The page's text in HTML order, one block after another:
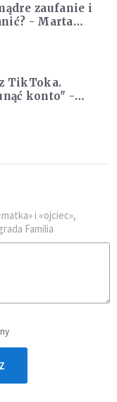
zaufanie i
- Marta
TikToka.
konto" -
i «ojciec»,
Familia